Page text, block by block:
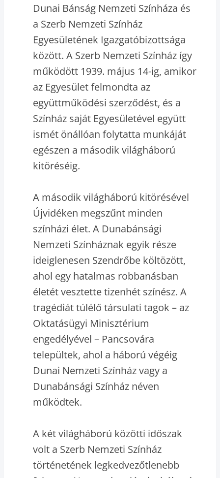
Dunai Bánság Nemzeti Színháza és
a Szerb Nemzeti Színház
Egyesületének Igazgatóbizottsága
között. A Szerb Nemzeti Színház így
működött 1939. május 14-ig, amikor
az Egyesület felmondta az
együttműködési szerződést, és a
Színház saját Egyesületével együtt
ismét önállóan folytatta munkáját
egészen a második világháború
kitöréséig.
A második világháború kitörésével
Újvidéken megszűnt minden
színházi élet. A Dunabánsági
Nemzeti Színháznak egyik része
ideiglenesen Szendrőbe költözött,
ahol egy hatalmas robbanásban
életét vesztette tizenhét színész. A
tragédiát túlélő társulati tagok – az
Oktatásügyi Minisztérium
engedélyével – Pancsovára
települtek, ahol a háború végéig
Dunai Nemzeti Színház vagy a
Dunabánsági Színház néven
működtek.
A két világháború közötti időszak
volt a Szerb Nemzeti Színház
történetének legkedvezőtlenebb